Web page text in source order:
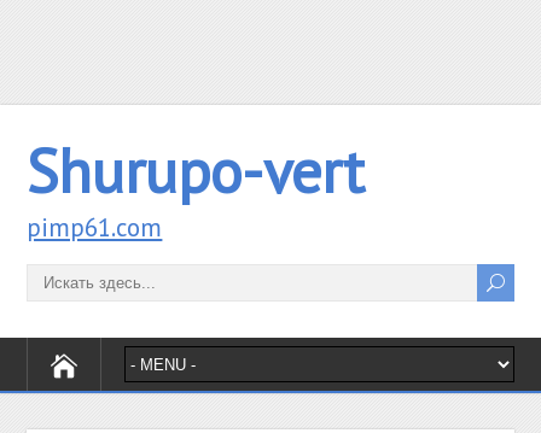
Shurupo-vert
pimp61.com